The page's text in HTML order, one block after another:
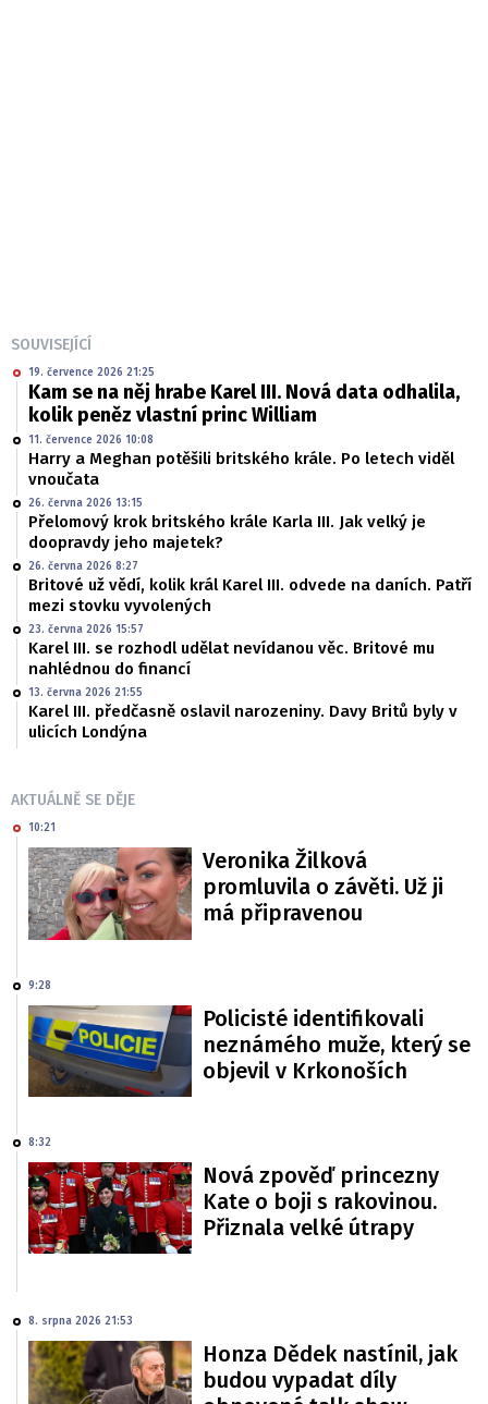
SOUVISEJÍCÍ
19. července 2026 21:25
Kam se na něj hrabe Karel III. Nová data odhalila,
kolik peněz vlastní princ William
11. července 2026 10:08
Harry a Meghan potěšili britského krále. Po letech viděl
vnoučata
26. června 2026 13:15
Přelomový krok britského krále Karla III. Jak velký je
doopravdy jeho majetek?
26. června 2026 8:27
Britové už vědí, kolik král Karel III. odvede na daních. Patří
mezi stovku vyvolených
23. června 2026 15:57
Karel III. se rozhodl udělat nevídanou věc. Britové mu
nahlédnou do financí
13. června 2026 21:55
Karel III. předčasně oslavil narozeniny. Davy Britů byly v
ulicích Londýna
AKTUÁLNĚ SE DĚJE
10:21
Veronika Žilková
promluvila o závěti. Už ji
má připravenou
9:28
Policisté identifikovali
neznámého muže, který se
objevil v Krkonoších
8:32
Nová zpověď princezny
Kate o boji s rakovinou.
Přiznala velké útrapy
8. srpna 2026 21:53
Honza Dědek nastínil, jak
budou vypadat díly